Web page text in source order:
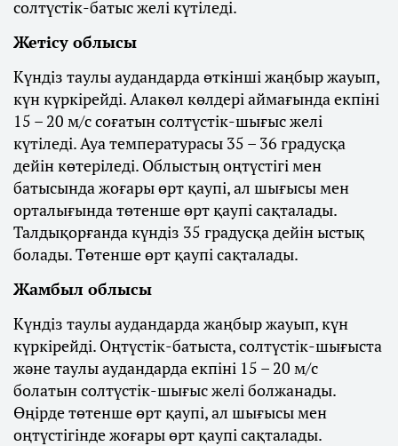
солтүстік-батыс желі күтіледі.
Жетісу облысы
Күндіз таулы аудандарда өткінші жаңбыр жауып,
күн күркірейді. Алакөл көлдері аймағында екпіні
15 – 20 м/с соғатын солтүстік-шығыс желі
күтіледі. Ауа температурасы 35 – 36 градусқа
дейін көтеріледі. Облыстың оңтүстігі мен
батысында жоғары өрт қаупі, ал шығысы мен
орталығында төтенше өрт қаупі сақталады.
Талдықорғанда күндіз 35 градусқа дейін ыстық
болады. Төтенше өрт қаупі сақталады.
Жамбыл облысы
Күндіз таулы аудандарда жаңбыр жауып, күн
күркірейді. Оңтүстік-батыста, солтүстік-шығыста
және таулы аудандарда екпіні 15 – 20 м/с
болатын солтүстік-шығыс желі болжанады.
Өңірде төтенше өрт қаупі, ал шығысы мен
оңтүстігінде жоғары өрт қаупі сақталады.